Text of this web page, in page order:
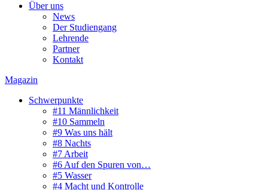
Über uns
News
Der Studiengang
Lehrende
Partner
Kontakt
Magazin
Schwerpunkte
#11 Männlichkeit
#10 Sammeln
#9 Was uns hält
#8 Nachts
#7 Arbeit
#6 Auf den Spuren von…
#5 Wasser
#4 Macht und Kontrolle